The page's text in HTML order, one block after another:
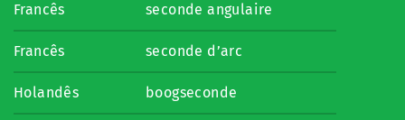
Francês seconde angulaire
Francês seconde d’arc
Holandês boogseconde